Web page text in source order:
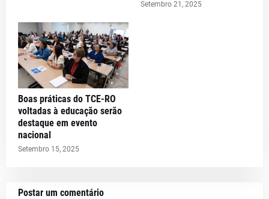
Setembro 21, 2025
Boas práticas do TCE-RO
voltadas à educação serão
destaque em evento
nacional
Setembro 15, 2025
Postar um comentário